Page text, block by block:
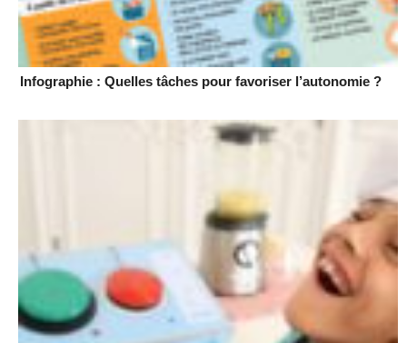
Infographie : Quelles tâches pour favoriser l’autonomie ?